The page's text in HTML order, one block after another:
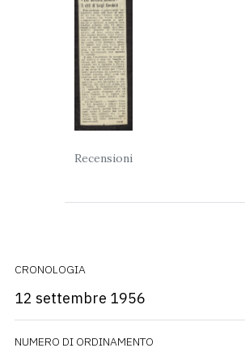
Recensioni
CRONOLOGIA
12 settembre 1956
NUMERO DI ORDINAMENTO